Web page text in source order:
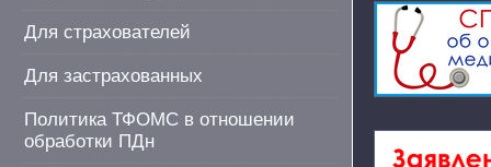
Для страхователей
Для застрахованных
Политика ТФОМС в отношении
обработки ПДн